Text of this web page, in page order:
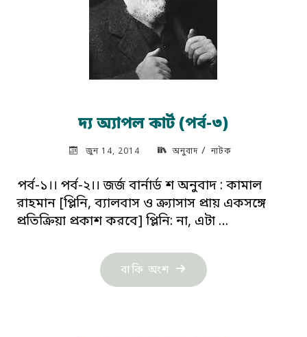
দ্য অ্যাপল কার্ট (পর্ব-৩)
জুন 14, 2014 অনুবাদ / নাটক
পর্ব-১।। পর্ব-২।। জর্জ বার্নার্ড শ অনুবাদ : কামাল
রাহমান [প্লিনি, ব্যালবাস ও ক্র্যাসাস প্রায় একসঙ্গে
প্রতিক্রিয়া প্রকাশ করবে] প্লিনি: না, এটা …
বাকি অংশ "দ্য
অ্যাপল